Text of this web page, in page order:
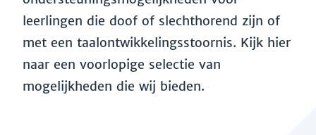
leerlingen die doof of slechthorend zijn of
met een taalontwikkelingsstoornis. Kijk hier
naar een voorlopige selectie van
mogelijkheden die wij bieden.